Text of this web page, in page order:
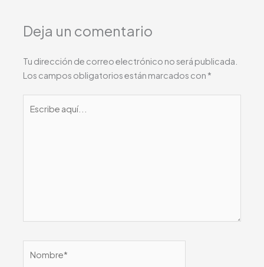
Deja un comentario
Tu dirección de correo electrónico no será publicada.
Los campos obligatorios están marcados con *
aquí...